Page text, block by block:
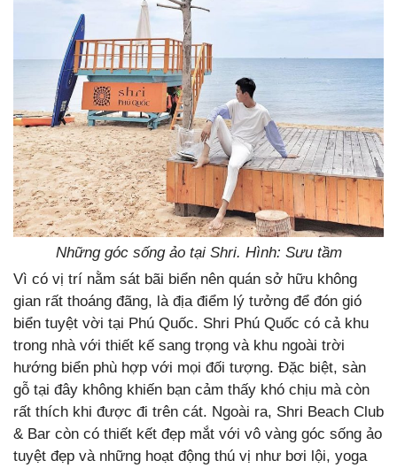
Những góc sống ảo tại Shri. Hình: Sưu tầm
Vì có vị trí nằm sát bãi biển nên quán sở hữu không
gian rất thoáng đãng, là địa điểm lý tưởng để đón gió
biển tuyệt vời tại Phú Quốc. Shri Phú Quốc có cả khu
trong nhà với thiết kế sang trọng và khu ngoài trời
hướng biển phù hợp với mọi đối tượng. Đặc biệt, sàn
gỗ tại đây không khiến bạn cảm thấy khó chịu mà còn
rất thích khi được đi trên cát. Ngoài ra, Shri Beach Club
& Bar còn có thiết kết đẹp mắt với vô vàng góc sống ảo
tuyệt đẹp và những hoạt động thú vị như bơi lội, yoga